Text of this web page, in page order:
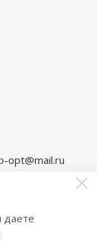
opt@mail.ru
5в
даете